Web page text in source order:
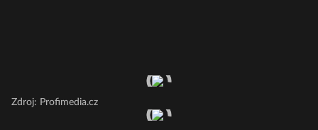
Zdroj: Profimedia.cz